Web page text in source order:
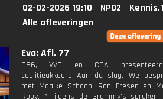
02-02-2026 19:10 NPO2
Alle afleveringen
Eva: Afl. 77
D66, VVD en CDA
coalitieakkoord Aan de slag. We
met Maaike Schoon, Ron Fresen en
Rooy. * Tijdens de Grammy's spraken